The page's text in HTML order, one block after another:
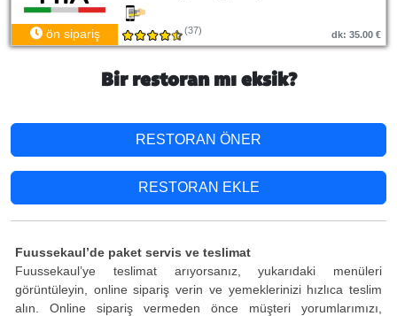
ön sipariş (37) dk: 35.00 €
Bir restoran mı eksik?
RESTORAN ÖNER
RESTORAN EKLE
Fuussekaul’de paket servis ve teslimat
Fuussekaul’ye teslimat arıyorsanız, yukarıdaki menüleri
görüntüleyin, online sipariş verin ve yemeklerinizi hızlıca teslim
alın. Online sipariş vermeden önce müşteri yorumlarımızı,